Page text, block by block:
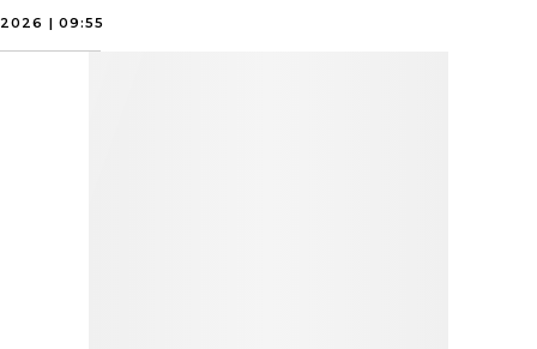
2026 | 09:55